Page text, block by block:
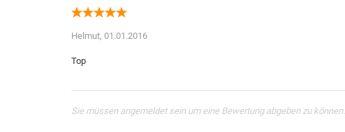
Helmut, 01.01.2016
Sie müssen angemeldet sein um eine Bewertung abgeben zu können.